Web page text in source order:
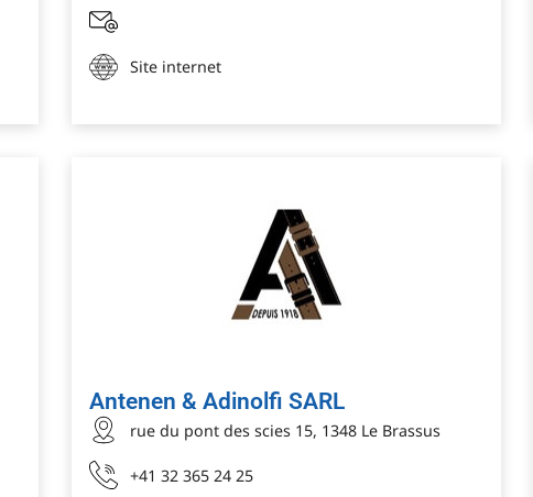
Site internet
Antenen & Adinolfi SARL
rue du pont des scies 15, 1348 Le Brassus
+41 32 365 24 25